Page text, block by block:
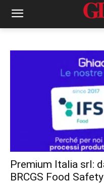
Premium Italia srl:
BRCGS Food Safety